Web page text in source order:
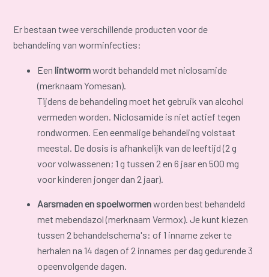
Er bestaan twee verschillende producten voor de
behandeling van worminfecties:
Een lintwormwordt behandeld met niclosamide
(merknaam Yomesan).
Tijdens de behandeling moet het gebruik van alcohol
vermeden worden. Niclosamide is niet actief tegen
rondwormen. Een eenmalige behandeling volstaat
meestal. De dosis is afhankelijk van de leeftijd (2 g
voor volwassenen; 1 g tussen 2 en 6 jaar en 500 mg
voor kinderen jonger dan 2 jaar).
Aarsmaden en spoelwormenworden best behandeld
met mebendazol (merknaam Vermox). Je kunt kiezen
tussen 2 behandelschema's: of 1 inname zeker te
herhalen na 14 dagen of 2 innames per dag gedurende 3
opeenvolgende dagen.